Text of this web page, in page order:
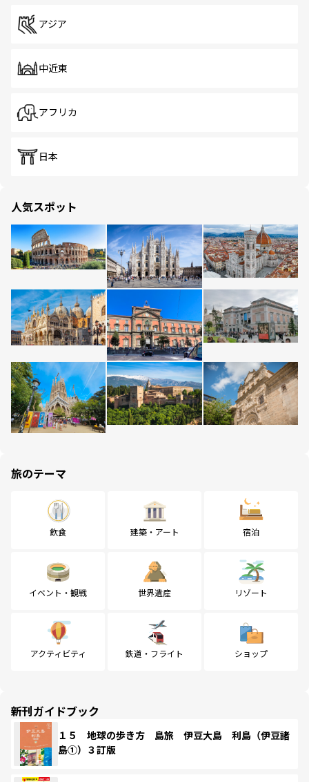
アジア
中近東
アフリカ
日本
人気スポット
旅のテーマ
飲食 建築・アート 宿泊
イベント・観戦 世界遺産 リゾート
アクティビティ 鉄道・フライト ショップ
新刊ガイドブック
１５ 地球の歩き方 島旅 伊豆大島 利島（伊豆諸
島①）３訂版